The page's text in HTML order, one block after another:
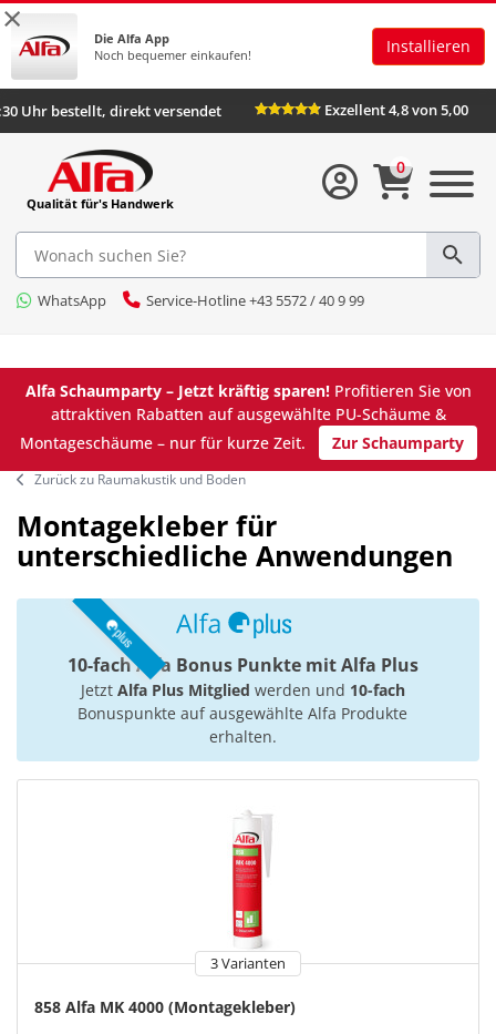
×
Die Alfa App
Noch bequemer einkaufen!
Installieren
Uhr bestellt, direkt versendet Exzellent 4,8 von 5,00
Qualität für's Handwerk
WhatsApp Service-Hotline +43 5572 / 40 9 99
0
Alfa Schaumparty – Jetzt kräftig sparen!Profitieren Sie von
attraktiven Rabatten auf ausgewählte PU-Schäume &
Montageschäume – nur für kurze Zeit.
Zur Schaumparty
Zurück zu Raumakustik und Boden
Montagekleber für
unterschiedliche Anwendungen
10-fach Alfa Bonus Punkte mit Alfa Plus
Jetzt Alfa Plus Mitglied werden und 10-fach
Bonuspunkte auf ausgewählte Alfa Produkte
erhalten.
3 Varianten
858 Alfa MK 4000 (Montagekleber)